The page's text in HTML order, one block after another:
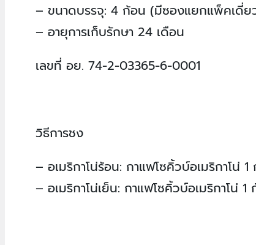
– ขนาดบรรจุ: 4 ก้อน (มีซองแยกแพ็คเดี่ย
– อายุการเก็บรักษา 24 เดือน
เลขที่ อย. 74-2-03365-6-0001
วิธีการชง
– อเมริกาโน่ร้อน: กาแฟโซคิ้วบ์อเมริกาโน่
– อเมริกาโน่เย็น: กาแฟโซคิ้วบ์อเมริกาโน่